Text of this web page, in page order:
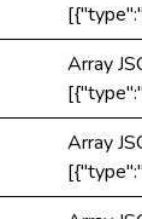
Array
Array